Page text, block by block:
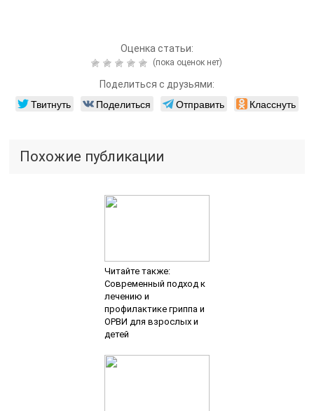
Оценка статьи:
(пока оценок нет)
Поделиться с друзьями:
Твитнуть Поделиться Отправить Класснуть
Похожие публикации
Читайте также:
Современный подход к
лечению и
профилактике гриппа и
ОРВИ для взрослых и
детей